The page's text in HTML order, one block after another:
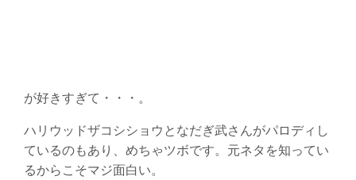
が好きすぎて・・・。
ハリウッドザコシショウとなだぎ武さんがパロディし
ているのもあり、めちゃツボです。元ネタを知ってい
るからこそマジ面白い。